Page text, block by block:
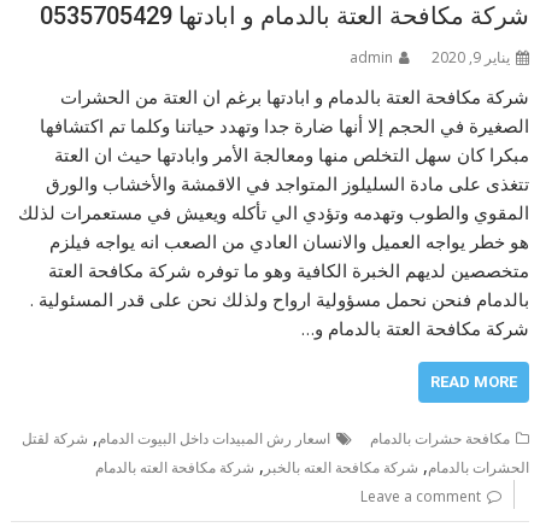
شركة مكافحة العتة بالدمام و ابادتها 0535705429
يناير 9, 2020 admin
شركة مكافحة العتة بالدمام و ابادتها برغم ان العتة من الحشرات
الصغيرة في الحجم إلا أنها ضارة جدا وتهدد حياتنا وكلما تم اكتشافها
مبكرا كان سهل التخلص منها ومعالجة الأمر وابادتها حيث ان العتة
تتغذى على مادة السليلوز المتواجد في الاقمشة والأخشاب والورق
المقوي والطوب وتهدمه وتؤدي الي تأكله ويعيش في مستعمرات لذلك
هو خطر يواجه العميل والانسان العادي من الصعب انه يواجه فيلزم
متخصصين لديهم الخبرة الكافية وهو ما توفره شركة مكافحة العتة
بالدمام فنحن نحمل مسؤولية ارواح ولذلك نحن على قدر المسئولية .
شركة مكافحة العتة بالدمام و…
READ MORE
مكافحة حشرات بالدمام اسعار رش المبيدات داخل البيوت الدمام, شركة لقتل
الحشرات بالدمام, شركة مكافحة العته بالخبر , شركة مكافحة العته بالدمام
Leave a comment